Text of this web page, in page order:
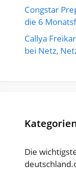
Congstar
die 6
Callya
bei Netz,
Die